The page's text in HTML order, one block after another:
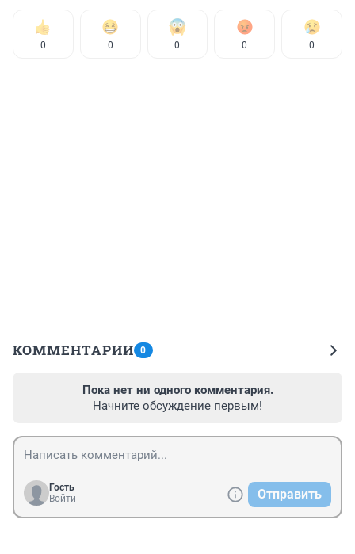
0 0 0 0 0
КОММЕНТАРИИ 0
Пока нет ни одного комментария.
Начните обсуждение первым!
Гость
Войти
Отправить